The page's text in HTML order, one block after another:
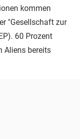
kommen
"Gesellschaft zur
60 Prozent
Aliens bereits